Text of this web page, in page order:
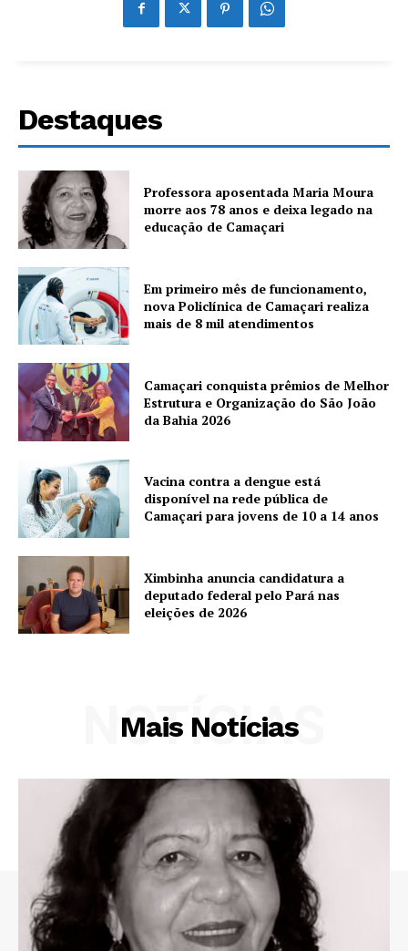
Destaques
Professora aposentada Maria Moura
morre aos 78 anos e deixa legado na
educação de Camaçari
Em primeiro mês de funcionamento,
nova Policlínica de Camaçari realiza
mais de 8 mil atendimentos
Camaçari conquista prêmios de Melhor
Estrutura e Organização do São João
da Bahia 2026
Vacina contra a dengue está
disponível na rede pública de
Camaçari para jovens de 10 a 14 anos
Ximbinha anuncia candidatura a
deputado federal pelo Pará nas
eleições de 2026
Mais Notícias
NOTÍCIAS